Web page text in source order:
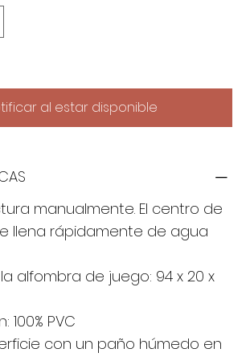
al estar disponible
manualmente. El centro de
llena rápidamente de agua
alfombra de juego: 94 x 20 x
PVC
con un paño húmedo en